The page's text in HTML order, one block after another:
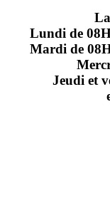
Lundi de
Mardi de
Jeudi et